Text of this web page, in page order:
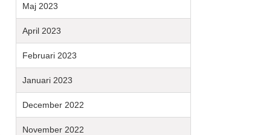
Maj 2023
April 2023
Februari 2023
Januari 2023
December 2022
November 2022